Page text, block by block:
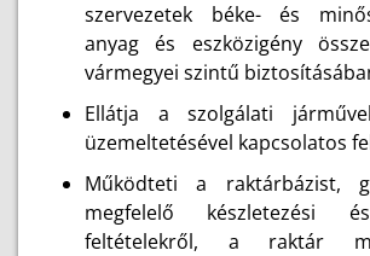
szervezetek béke- és
anyag és eszközigény
vármegyei szintű
Ellátja a szolgálati
üzemeltetésével kapcsolatos
Működteti a raktárbázist,
megfelelő készletezési
feltételekről, a raktár